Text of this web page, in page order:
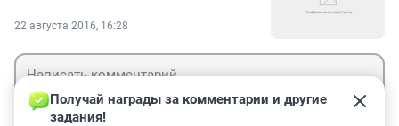
22 августа 2016, 16:28
Получай награды за комментарии и другие
задания!